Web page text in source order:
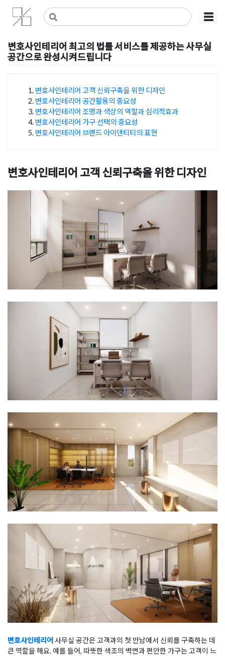
Skip
content
사무실인테리어 디자인 공사 비용견적 플랫폼
사무실인테리어 916
☰
변호사인테리어 최고의 법률 서비스를 제공하는 사무실
공간으로 완성시켜드립니다
변호사인테리어 고객 신뢰구축을 위한 디자인
변호사인테리어 공간활용의 중요성
변호사인테리어 조명과 색상의 역할과 심리적효과
변호사인테리어 가구 선택의 중요성
변호사인테리어 브랜드 아이덴티티의 표현
변호사인테리어 고객 신뢰구축을 위한 디자인
변호사인테리어 사무실 공간은 고객과의 첫 만남에서 신뢰를 구축하는 데
큰 역할을 해요. 예를 들어, 따뜻한 색조의 벽면과 편안한 가구는 고객이 느